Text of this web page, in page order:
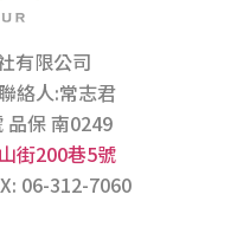
有限公司
絡人:常志君
品保 南0249
街200巷5號
06-312-7060